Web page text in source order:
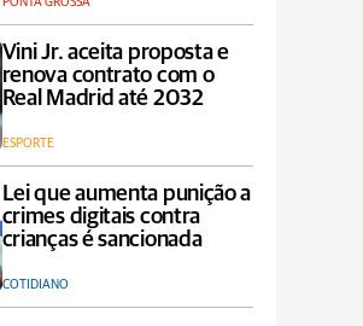
Vini Jr. aceita proposta e
renova contrato com o
Real Madrid até 2032
ESPORTE
Lei que aumenta punição a
crimes digitais contra
crianças é sancionada
COTIDIANO